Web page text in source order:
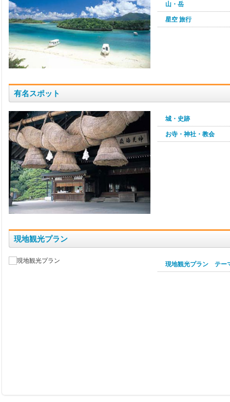
山・岳
星空 旅行
有名スポット
城・史跡
お寺・神社・教会
現地観光プラン
現地観光プラン テー